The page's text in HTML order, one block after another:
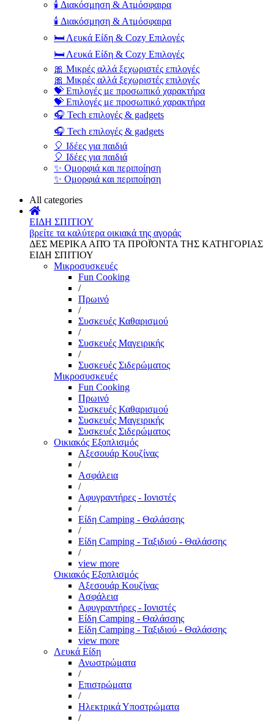
🕯️ Διακόσμηση & Ατμόσφαιρα
🕯️ Διακόσμηση & Ατμόσφαιρα
🛏️ Λευκά Είδη & Cozy Επιλογές
🛏️ Λευκά Είδη & Cozy Επιλογές
🎀 Μικρές αλλά ξεχωριστές επιλογές
🎀 Μικρές αλλά ξεχωριστές επιλογές
💝 Επιλογές με προσωπικό χαρακτήρα
💝 Επιλογές με προσωπικό χαρακτήρα
🎧 Tech επιλογές & gadgets
🎧 Tech επιλογές & gadgets
🎈 Ιδέες για παιδιά
🎈 Ιδέες για παιδιά
✨ Ομορφιά και περιποίηση
✨ Ομορφιά και περιποίηση
All categories
ΕΙΔΗ ΣΠΙΤΙΟΥ
βρείτε τα καλύτερα οικιακά της αγοράς
ΔΕΣ ΜΕΡΙΚΑ ΑΠΌ ΤΑ ΠΡΟΪΌΝΤΑ ΤΗΣ ΚΑΤΗΓΟΡΙΑΣ
ΕΙΔΗ ΣΠΙΤΙΟΥ
Μικροσυσκευές
Fun Cooking
/
Πρωινό
/
Συσκευές Καθαρισμού
/
Συσκευές Μαγειρικής
/
Συσκευές Σιδερώματος
Μικροσυσκευές
Fun Cooking
Πρωινό
Συσκευές Καθαρισμού
Συσκευές Μαγειρικής
Συσκευές Σιδερώματος
Οικιακός Εξοπλισμός
Αξεσουάρ Κουζίνας
/
Ασφάλεια
/
Αφυγραντήρες - Ιονιστές
/
Είδη Camping - Θαλάσσης
/
Είδη Camping - Ταξιδιού - Θαλάσσης
/
view more
Οικιακός Εξοπλισμός
Αξεσουάρ Κουζίνας
Ασφάλεια
Αφυγραντήρες - Ιονιστές
Είδη Camping - Θαλάσσης
Είδη Camping - Ταξιδιού - Θαλάσσης
view more
Λευκά Είδη
Ανωστρώματα
/
Επιστρώματα
/
Ηλεκτρικά Υποστρώματα
/